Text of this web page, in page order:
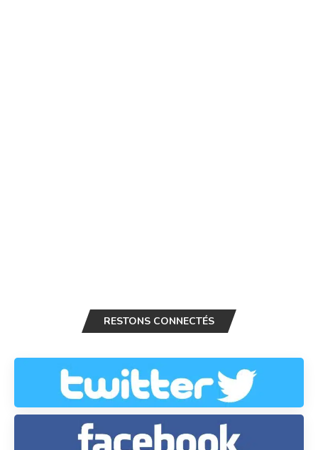
RESTONS CONNECTÉS